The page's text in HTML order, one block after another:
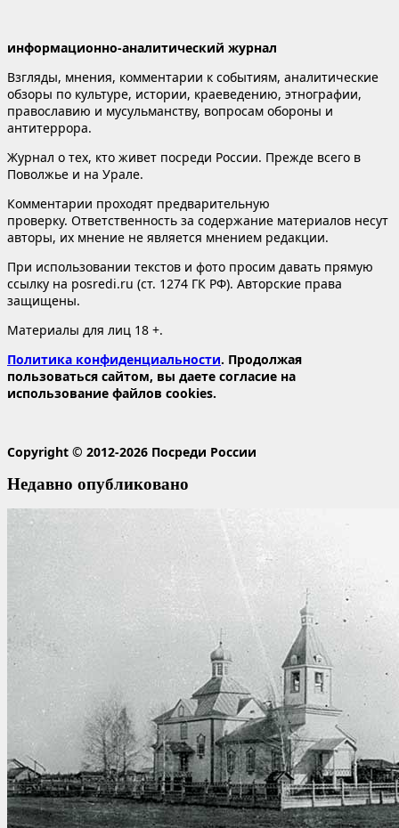
информационно-аналитический журнал
Взгляды, мнения, комментарии к событиям, аналитические
обзоры по культуре, истории, краеведению, этнографии,
православию и мусульманству, вопросам обороны и
антитеррора.
Журнал о тех, кто живет посреди России. Прежде всего в
Поволжье и на Урале.
Комментарии проходят предварительную
проверку. Ответственность за содержание материалов несут
авторы, их мнение не является мнением редакции.
При использовании текстов и фото просим давать прямую
ссылку на posredi.ru (ст. 1274 ГК РФ). Авторские права
защищены.
Материалы для лиц 18 +.
Политика конфиденциальности. Продолжая
пользоваться сайтом, вы даете согласие на
использование файлов cookies.
Copyright © 2012-2026 Посреди России
Недавно опубликовано